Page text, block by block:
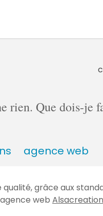
rien. Que dois-je
agence web
grâce aux
web